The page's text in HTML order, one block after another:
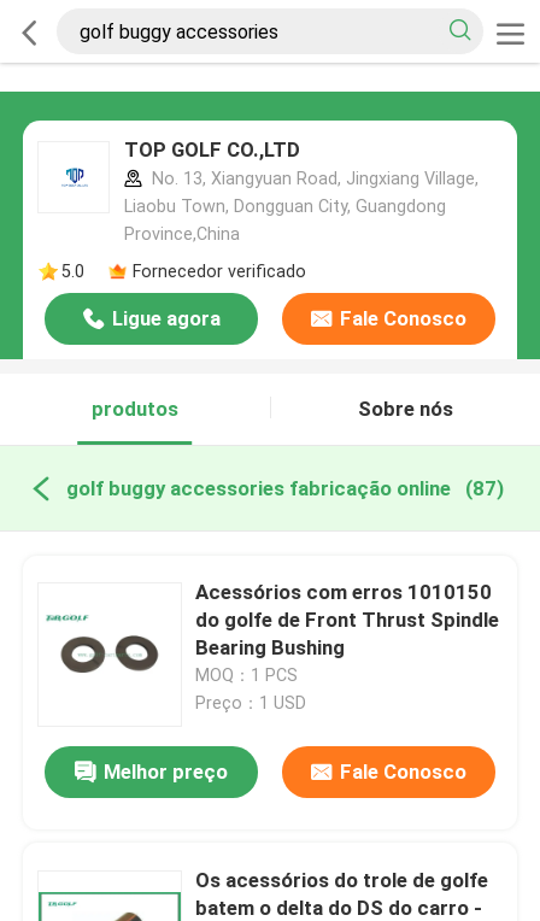
TOP GOLF CO.,LTD
No. 13, Xiangyuan Road, Jingxiang Village,
Liaobu Town, Dongguan City, Guangdong
Province,China
5.0
Fornecedor verificado
Ligue agora Fale Conosco
produtos Sobre nós
golf buggy accessories fabricação online (87)
Acessórios com erros 1010150
do golfe de Front Thrust Spindle
Bearing Bushing
MOQ：1 PCS
Preço：1 USD
Melhor preço Fale Conosco
Os acessórios do trole de golfe
batem o delta do DS do carro -